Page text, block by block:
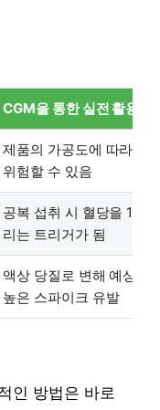
CGM을 통한 실전 활용 데
제품의 가공도에 따라 정
위험할 수 있음
공복 섭취 시 혈당을 160
리는 트리거가 됨
액상 당질로 변해 예상보
높은 스파이크 유발
인 방법은 바로